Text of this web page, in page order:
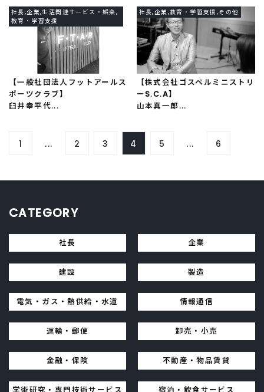
社長,企業,生活関連サービス・娯楽,
教育・学習支援
【一般社団法人フットアールス
ポーツクラブ】
臼井幸平代...
社長,企業,教育・学習支援,その他
【株式会社ゴスペルミニストリ
ーS.C.A】
山本真一郎...
1 ... 2 3 4 5 ... 6
CATEGORY
社長 企業
建設 製造
電気・ガス・熱供給・水道 情報通信
運輸・郵便 卸売・小売
金融・保険 不動産・物品賃貸
学術研究・専門技術サービス 宿泊・飲食サービス